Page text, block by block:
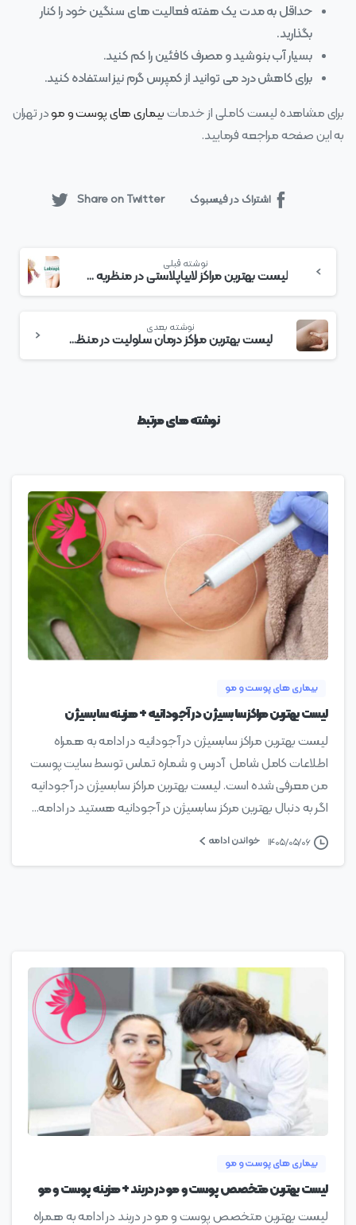
حداقل به مدت یک هفته فعالیت‌ های سنگین خود را کنار
بگذارید.
بسیار آب بنوشید و مصرف کافئین را کم کنید.
برای کاهش درد می‌ توانید از کمپرس گرم نیز استفاده کنید.
برای مشاهده لیست کاملی از خدماتبیماری های پوست و مودر تهران
به این صفحه مراجعه فرمایید.
اشتراک در فیسبوک Share on Twitter
بخوانید
نوشته قبلی
لیست بهترین مراکز لابیاپلاستی در منظریه + هزینه لابیاپلاستی
نوشته بعدی
لیست بهترین مراکز درمان سلولیت در منظریه + هزینه درمان سلولیت
نوشته های مرتبط
0
بیماری های پوست و مو
لیست بهترین مراکز سابسیژن در آجودانیه + هزینه سابسیژن
لیست بهترین مراکز سابسیژن در آجودانیه در ادامه به همراه
اطلاعات کامل شامل آدرس و شماره تماس توسط سایت پوست
من معرفی شده است. لیست بهترین مراکز سابسیژن در آجودانیه
اگر به دنبال بهترین مرکز سابسیژن در آجودانیه هستید در ادامه...
۱۴۰۵/۰۵/۰۶ خواندن ادامه
بیماری های پوست و مو
لیست بهترین متخصص پوست و مو در دربند + هزینه پوست و مو
لیست بهترین متخصص پوست و مو در دربند در ادامه به همراه